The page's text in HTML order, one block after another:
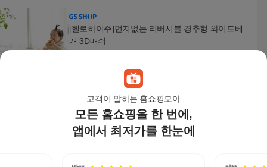
고객이 말하는 홈쇼핑모아
모든 홈쇼핑을 한 번에,
앱에서 최저가를 한눈에
[헬로하이주]먼지없는 리버시블 경추형 와이드베
개 3D매쉬
빅사이즈 여성 면 구제 밴딩 배기 팬츠 H213015
36,600원